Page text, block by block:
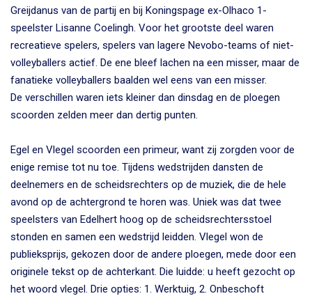
Greijdanus van de partij en bij Koningspage ex-Olhaco 1-
speelster Lisanne Coelingh. Voor het grootste deel waren
recreatieve spelers, spelers van lagere Nevobo-teams of niet-
volleyballers actief. De ene bleef lachen na een misser, maar de
fanatieke volleyballers baalden wel eens van een misser.
De verschillen waren iets kleiner dan dinsdag en de ploegen
scoorden zelden meer dan dertig punten.
Egel en Vlegel scoorden een primeur, want zij zorgden voor de
enige remise tot nu toe. Tijdens wedstrijden dansten de
deelnemers en de scheidsrechters op de muziek, die de hele
avond op de achtergrond te horen was. Uniek was dat twee
speelsters van Edelhert hoog op de scheidsrechtersstoel
stonden en samen een wedstrijd leidden. Vlegel won de
publieksprijs, gekozen door de andere ploegen, mede door een
originele tekst op de achterkant. Die luidde: u heeft gezocht op
het woord vlegel. Drie opties: 1. Werktuig, 2. Onbeschoft